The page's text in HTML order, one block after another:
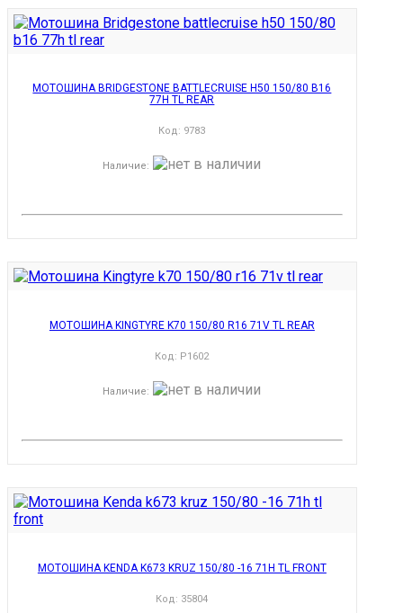
МОТОШИНА BRIDGESTONE BATTLECRUISE H50 150/80 B16
77H TL REAR
Код: 9783
Наличие:
МОТОШИНА KINGTYRE K70 150/80 R16 71V TL REAR
Код: P1602
Наличие:
МОТОШИНА KENDA K673 KRUZ 150/80 -16 71H TL FRONT
Код: 35804